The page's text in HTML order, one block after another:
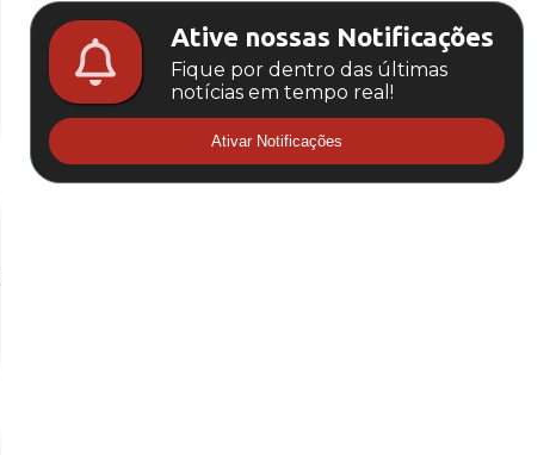
Ative nossas Notificações
Fique por dentro das últimas
notícias em tempo real!
Ativar Notificações